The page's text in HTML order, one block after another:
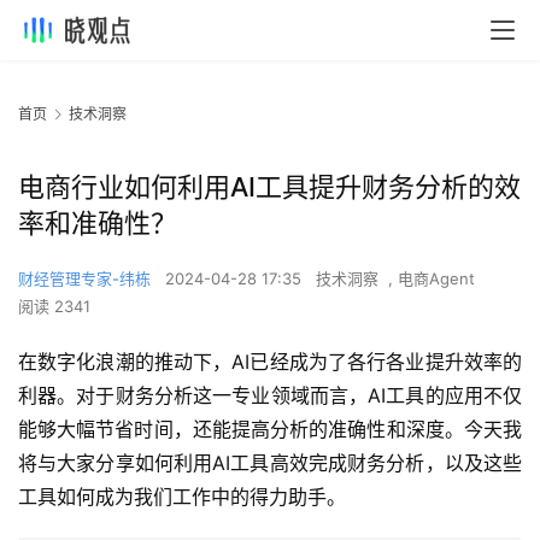
首页 技术洞察
电商行业如何利用AI工具提升财务分析的效
率和准确性？
财经管理专家-纬栋 2024-04-28 17:35 技术洞察 , 电商Agent
阅读 2341
在数字化浪潮的推动下，AI已经成为了各行各业提升效率的
利器。对于财务分析这一专业领域而言，AI工具的应用不仅
能够大幅节省时间，还能提高分析的准确性和深度。今天我
将与大家分享如何利用AI工具高效完成财务分析，以及这些
工具如何成为我们工作中的得力助手。